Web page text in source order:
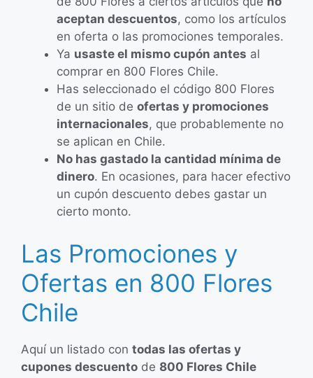
aceptan descuentos, como los artículos
en oferta o las promociones temporales.
Ya usaste el mismo cupón antes al
comprar en 800 Flores Chile.
Has seleccionado el código 800 Flores
de un sitio de ofertas y promociones
internacionales, que probablemente no
se aplican en Chile.
No has gastado la cantidad mínima de
dinero. En ocasiones, para hacer efectivo
un cupón descuento debes gastar un
cierto monto.
Las Promociones y
Ofertas en 800 Flores
Chile
Aquí un listado con todas las ofertas y
cupones descuento de 800 Flores Chile